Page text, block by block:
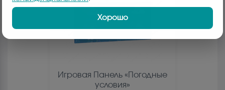
Игровая Панель «Погодные
условия»
Хорошо